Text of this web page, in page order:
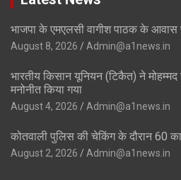
भाजपा के एमएलसी वागीश पाठक के आवास
August 8, 2026 Admin@a1news.in
भारतीय किसान यूनियन (टिकैत) ने
मनोनीत किया गया
August 4, 2026 Admin@a1news.in
कोतवाली पुलिस की चेकिंग के दौरान 60
August 2, 2026 Admin@a1news.in